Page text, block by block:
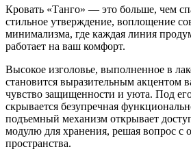
Кровать «Танго» — это больше, чем
стильное утверждение, воплощение
минимализма, где каждая линия
работает на ваш комфорт.
Высокое изголовье, выполненное в
становится выразительным акцентом
чувство защищенности и уюта. Под
скрывается безупречная
подъемный механизм открывает
модулю для хранения, решая вопрос с
пространства.